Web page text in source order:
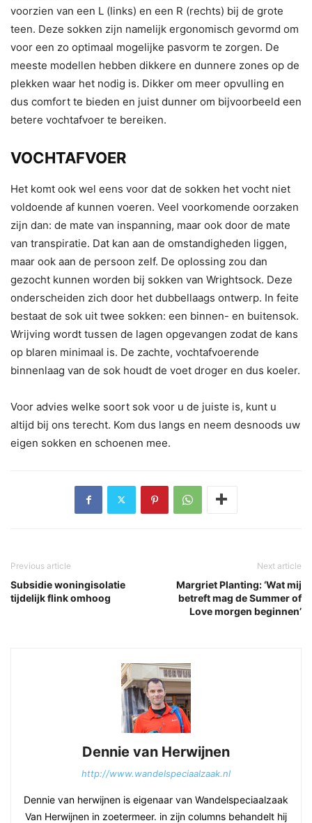
voorzien van een L (links) en een R (rechts) bij de grote
teen. Deze sokken zijn namelijk ergonomisch gevormd om
voor een zo optimaal mogelijke pasvorm te zorgen. De
meeste modellen hebben dikkere en dunnere zones op de
plekken waar het nodig is. Dikker om meer opvulling en
dus comfort te bieden en juist dunner om bijvoorbeeld een
betere vochtafvoer te bereiken.
VOCHTAFVOER
Het komt ook wel eens voor dat de sokken het vocht niet
voldoende af kunnen voeren. Veel voorkomende oorzaken
zijn dan: de mate van inspanning, maar ook door de mate
van transpiratie. Dat kan aan de omstandigheden liggen,
maar ook aan de persoon zelf. De oplossing zou dan
gezocht kunnen worden bij sokken van Wrightsock. Deze
onderscheiden zich door het dubbellaags ontwerp. In feite
bestaat de sok uit twee sokken: een binnen- en buitensok.
Wrijving wordt tussen de lagen opgevangen zodat de kans
op blaren minimaal is. De zachte, vochtafvoerende
binnenlaag van de sok houdt de voet droger en dus koeler.
Voor advies welke soort sok voor u de juiste is, kunt u
altijd bij ons terecht. Kom dus langs en neem desnoods uw
eigen sokken en schoenen mee.
Previous article
Subsidie woningisolatie
tijdelijk flink omhoog
Next article
Margriet Planting: ‘Wat mij
betreft mag de Summer of
Love morgen beginnen’
Dennie van Herwijnen
http://www.wandelspeciaalzaak.nl
Dennie van herwijnen is eigenaar van Wandelspeciaalzaak
Van Herwijnen in zoetermeer. in zijn columns behandelt hij